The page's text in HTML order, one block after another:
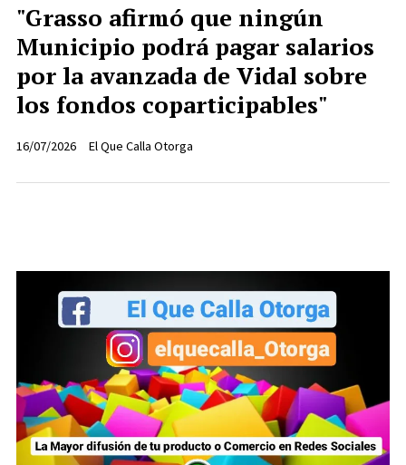
"Grasso afirmó que ningún
Municipio podrá pagar salarios
por la avanzada de Vidal sobre
los fondos coparticipables"
El Que Calla Otorga
16/07/2026